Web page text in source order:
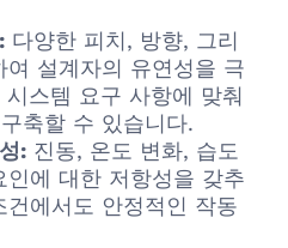
다양한 피치, 방향, 그리
설계자의 유연성을 극
스템 요구 사항에 맞춰
축할 수 있습니다.
: 진동, 온도 변화, 습도
에 대한 저항성을 갖추
에서도 안정적인 작동